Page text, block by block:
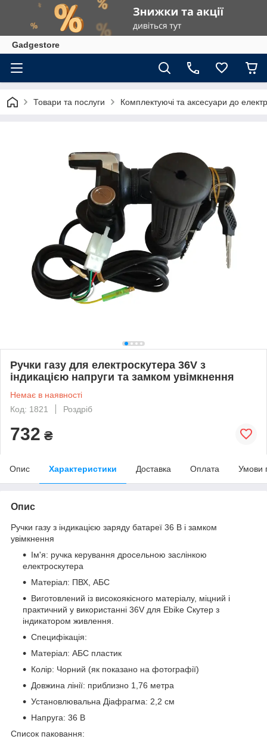
Gadgestore
Товари та послуги Комплектуючі та аксесуари до
Ручки газу для електроскутера 36V з
індикацією напруги та замком увімкнення
Немає в наявності
Код: 1821
Роздріб
732 ₴
Опис Характеристики Доставка Оплата Умови
Опис
Ручки газу з індикацією заряду батареї 36 В і замком
увімкнення
Ім'я: ручка керування дросельною заслінкою
електроскутера
Матеріал: ПВХ, АБС
Виготовлений із високоякісного матеріалу, міцний і
практичний у використанні 36V для Ebike Скутер з
індикатором живлення.
Специфікація:
Матеріал: АБС пластик
Колір: Чорний (як показано на фотографії)
Довжина лінії: приблизно 1,76 метра
Установлювальна Діафрагма: 2,2 см
Напруга: 36 В
Список паковання: